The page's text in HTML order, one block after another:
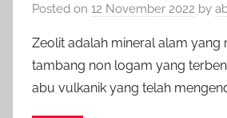
Posted on 12 November 2022 by
Zeolit adalah mineral alam yang
tambang non logam yang
abu vulkanik yang telah